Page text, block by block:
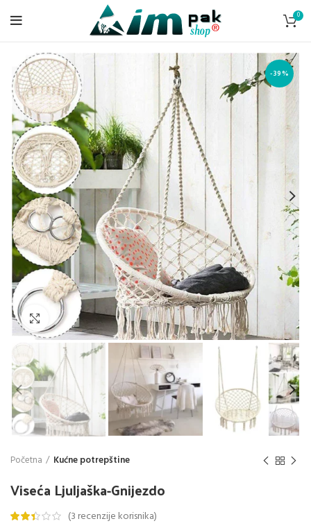
0
-39%
Klik da povećaš
Početna Kućne potrepštine
Viseća Ljuljaška-Gnijezdo
(3 recenzije korisnika)